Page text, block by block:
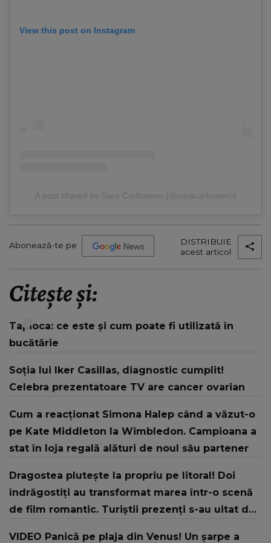
View this post on Instagram
A post shared by Sara Carbonero (@saracarbonero)
Abonează-te pe
DISTRIBUIE
acest articol
Citește și:
Tapioca: ce este și cum poate fi utilizată în
bucătărie
Soția lui Iker Casillas, diagnostic cumplit!
Celebra prezentatoare TV are cancer ovarian
Cum a reacționat Simona Halep când a văzut-o
pe Kate Middleton la Wimbledon. Campioana a
stat în loja regală alături de noul său partener
Dragostea plutește la propriu pe litoral! Doi
îndrăgostiți au transformat marea într-o scenă
de film romantic. Turiștii prezenți s-au uitat de
VIDEO Panică pe plaja din Venus! Un şarpe a